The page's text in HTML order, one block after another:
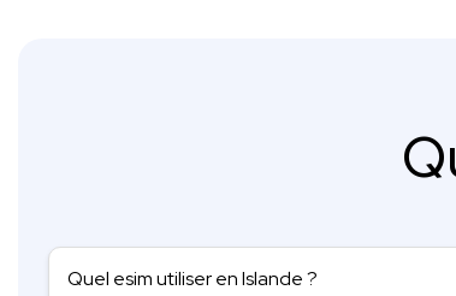
Quel esim utiliser en Islande ?